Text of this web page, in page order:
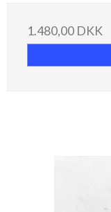
1.480,00 DKK